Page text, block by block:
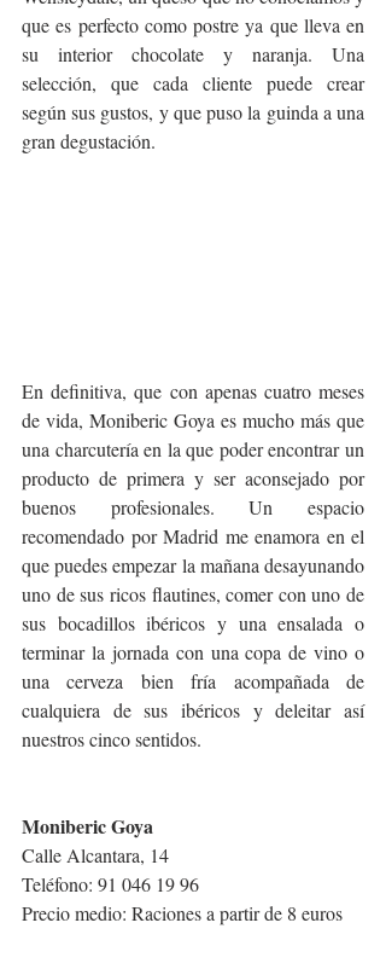
que es perfecto como postre ya que lleva en
su interior chocolate y naranja. Una
selección, que cada cliente puede crear
según sus gustos, y que puso la guinda a una
gran degustación.
En definitiva, que con apenas cuatro meses
de vida, Moniberic Goya es mucho más que
una charcutería en la que poder encontrar un
producto de primera y ser aconsejado por
buenos profesionales. Un espacio
recomendado por Madrid me enamora en el
que puedes empezar la mañana desayunando
uno de sus ricos flautines, comer con uno de
sus bocadillos ibéricos y una ensalada o
terminar la jornada con una copa de vino o
una cerveza bien fría acompañada de
cualquiera de sus ibéricos y deleitar así
nuestros cinco sentidos.
Moniberic Goya
Calle Alcantara, 14
Teléfono: 91 046 19 96
Precio medio: Raciones a partir de 8 euros